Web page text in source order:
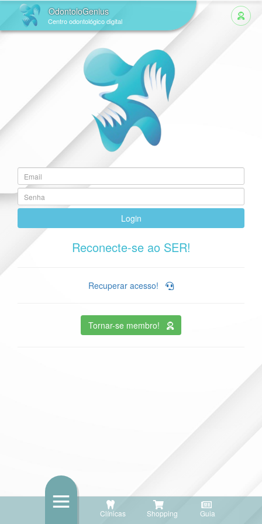
OdontoloGenius
Centro odontológico digital
Clínicas Shopping Guia
Login
Reconecte-se ao SER!
Recuperar acesso!
Tornar-se membro!